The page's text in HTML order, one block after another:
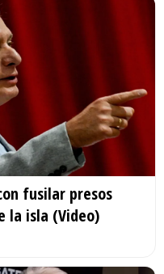
fusilar presos
la isla (Video)